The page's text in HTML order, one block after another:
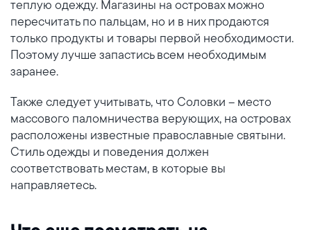
теплую одежду. Магазины на островах можно
пересчитать по пальцам, но и в них продаются
только продукты и товары первой необходимости.
Поэтому лучше запастись всем необходимым
заранее.
Также следует учитывать, что Соловки – место
массового паломничества верующих, на островах
расположены известные православные святыни.
Стиль одежды и поведения должен
соответствовать местам, в которые вы
направляетесь.